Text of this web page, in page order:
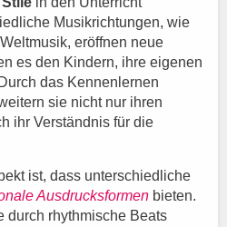
Musikrichtungen, wie
eröffnen neue
es den Kindern, ihre eigenen
das Kennenlernen
sie nicht nur ihren
ihr Verständnis für die
ist, dass unterschiedliche
Ausdrucksformen bieten.
durch rhythmische Beats